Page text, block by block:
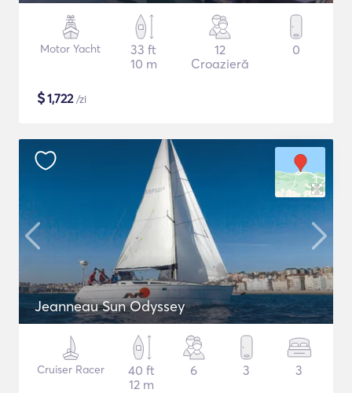
Motor Yacht
33 ft
10 m
12
Croazieră
0
$1,722/zi
Jeanneau Sun Odyssey
Cruiser Racer
40 ft
12 m
6 3 3